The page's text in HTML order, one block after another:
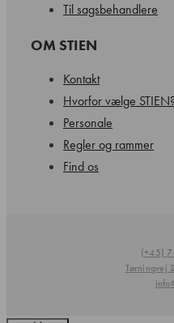
Til sagsbehandlere
OM STIEN
Kontakt
Hvorfor vælge STIEN?
Personale
Regler og rammer
Find os
(+45)
Tørningvej